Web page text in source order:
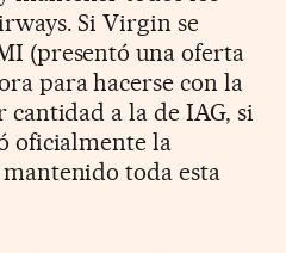
Si Virgin se
(presentó una oferta
para hacerse con la
a la de IAG, si
oficialmente la
toda esta